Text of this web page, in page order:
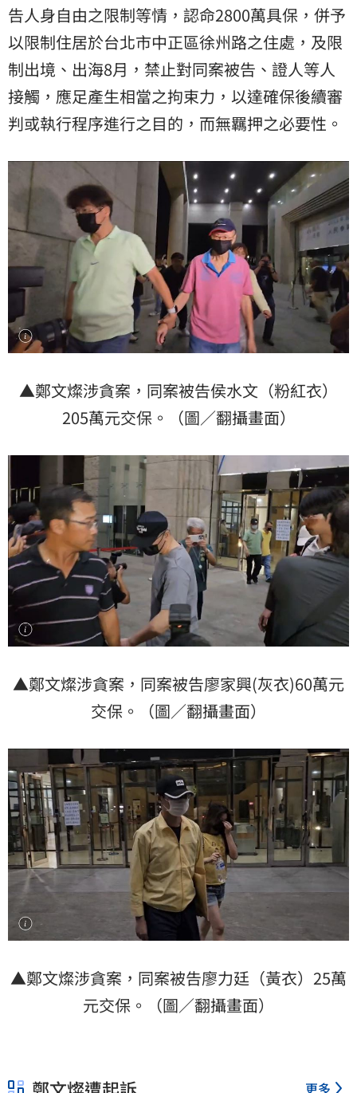
告人身自由之限制等情，認命2800萬具保，併予
以限制住居於台北市中正區徐州路之住處，及限
制出境、出海8月，禁止對同案被告、證人等人
接觸，應足產生相當之拘束力，以達確保後續審
判或執行程序進行之目的，而無羈押之必要性。
▲鄭文燦涉貪案，同案被告侯水文（粉紅衣）
205萬元交保。（圖／翻攝畫面）
▲鄭文燦涉貪案，同案被告廖家興(灰衣)60萬元
交保。（圖／翻攝畫面）
▲鄭文燦涉貪案，同案被告廖力廷（黃衣）25萬
元交保。（圖／翻攝畫面）
更多